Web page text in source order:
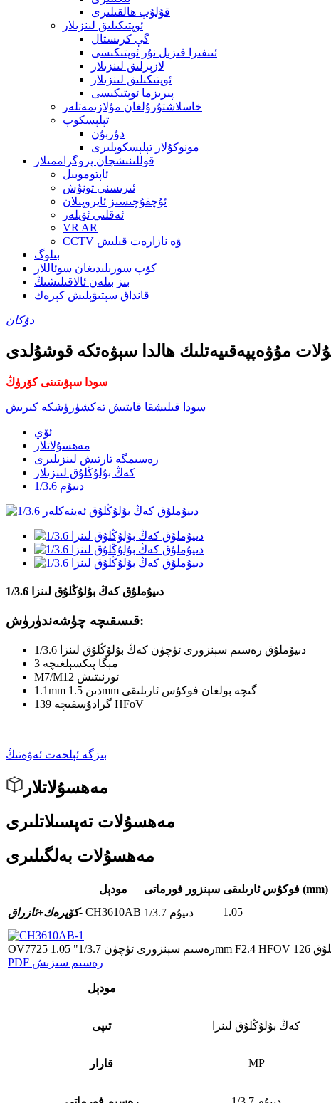
قۇلۇپ ھالقىلىرى
ئوپتىكىلىق لىنزىلار
گې كرىستال
ئىنفىرا قىزىل نۇر ئوپتىكىسى
لازېرلىق لىنزىلار
ئوپتىكىلىق لىنزىلار
پىرىزما ئوپتىكىسى
خاسلاشتۇرۇلغان مۇلازىمەتلەر
تېلېسكوپ
دۇربۇن
مونوكۇلار تېلېسكوپلىرى
قوللىنىشچان پروگراممىلار
ئاپتوموبىل
ئىرىسنى تونۇش
ئۇچقۇچىسىز ئايروپىلان
ئەقلىي ئۆيلەر
VR AR
CCTV ۋە نازارەت قىلىش
بىلوگ
كۆپ سورىلىدىغان سوئاللار
بىز بىلەن ئالاقىلىشىڭ
قانداق سېتىۋېلىش كېرەك
دۇكان
سودا سېۋىتىنى كۆرۈڭ
سودا قىلىشقا قايتىش تەكشۈرۈشكە كىرىش
ئۆي
مەھسۇلاتلار
رەسىمگە تارتىش لىنزىلىرى
كەڭ بۇلۇڭلۇق لىنزىلار
1/3.6 دىيۇم
1/3.6 دىيۇملۇق كەڭ بۇلۇڭلۇق لىنزا
قىسقىچە چۈشەندۈرۈش:
1/3.6 دىيۇملۇق رەسىم سېنزورى ئۈچۈن كەڭ بۇلۇڭلۇق لىنزا
3 مېگا پىكسېلغىچە
M7/M12 ئورنىتىش
1.1mm دىن 1.5mm گىچە بولغان فوكۇس ئارىلىقى
139 گرادۇسقىچە HFoV
بىزگە ئېلخەت ئەۋەتىڭ
مەھسۇلاتلار
مەھسۇلات تەپسىلاتلىرى
مەھسۇلات بەلگىلىرى
مودېل سېنزور فورماتى فوكۇس ئارىلىقى (mm)
كۆپرەك+ئازراق- CH3610AB 1/3.7 دىيۇم 1.05
PDF رەسىم سىزىش
مودېل
تىپى كەڭ بۇلۇڭلۇق لىنزا
قارار MP